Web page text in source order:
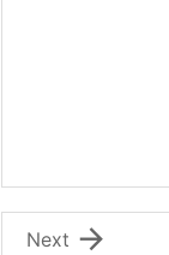
o
k
Next